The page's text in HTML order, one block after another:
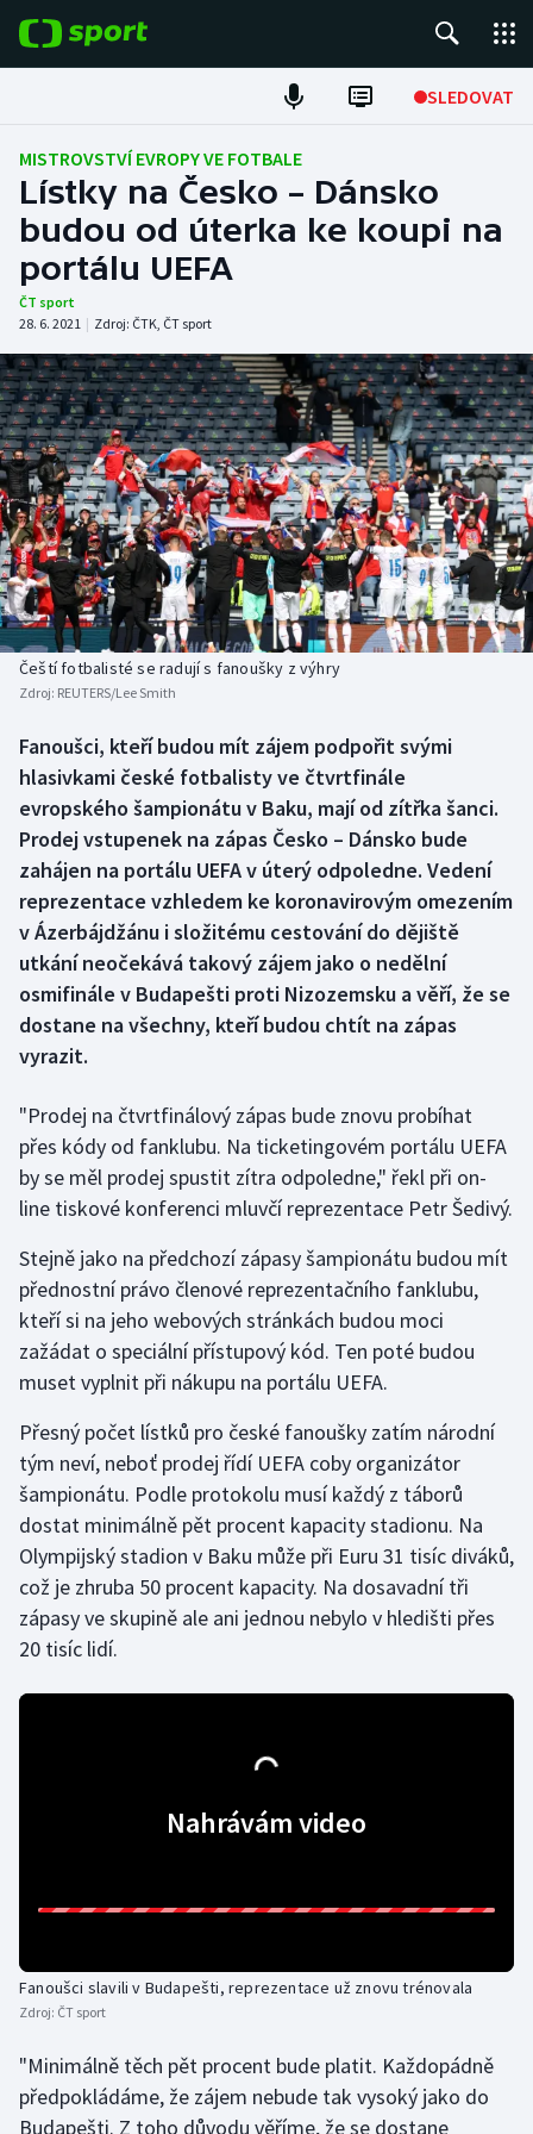
SLEDOVAT
Fotbal
Hokej
Tenis
Atletika
Cyklistika
DALŠÍ SPORTY
Americký fotbal
Baseball a softbal
Basketbal
Biatlon
Box
Curling
Dostihy
Florbal
Futsal
Golf
Gymnastika
Házená
Judo
Krasobruslení
Lyže a snowboard
Moderní pětiboj
Motorsport
Olympijské hry
Parasport
Plážový volejbal
Rychlostní kanoistika
Sportovní střelba
NEPŘEHLÉDNĚTE
Soutěže
Historické návraty
Aplikace ČT sport
MISTROVSTVÍ EVROPY VE FOTBALE
Lístky na Česko – Dánsko
budou od úterka ke koupi na
portálu UEFA
ČT sport
28. 6. 2021 | Zdroj: ČTK, ČT sport
Čeští fotbalisté se radují s fanoušky z výhry
Zdroj: REUTERS/Lee Smith
Fanoušci, kteří budou mít zájem podpořit svými
hlasivkami české fotbalisty ve čtvrtfinále
evropského šampionátu v Baku, mají od zítřka šanci.
Prodej vstupenek na zápas Česko – Dánsko bude
zahájen na portálu UEFA v úterý odpoledne. Vedení
reprezentace vzhledem ke koronavirovým omezením
v Ázerbájdžánu i složitému cestování do dějiště
utkání neočekává takový zájem jako o nedělní
osmifinále v Budapešti proti Nizozemsku a věří, že se
dostane na všechny, kteří budou chtít na zápas
vyrazit.
"Prodej na čtvrtfinálový zápas bude znovu probíhat
přes kódy od fanklubu. Na ticketingovém portálu UEFA
by se měl prodej spustit zítra odpoledne," řekl při on-
line tiskové konferenci mluvčí reprezentace Petr Šedivý.
Stejně jako na předchozí zápasy šampionátu budou mít
přednostní právo členové reprezentačního fanklubu,
kteří si na jeho webových stránkách budou moci
zažádat o speciální přístupový kód. Ten poté budou
muset vyplnit při nákupu na portálu UEFA.
Přesný počet lístků pro české fanoušky zatím národní
tým neví, neboť prodej řídí UEFA coby organizátor
šampionátu. Podle protokolu musí každý z táborů
dostat minimálně pět procent kapacity stadionu. Na
Olympijský stadion v Baku může při Euru 31 tisíc diváků,
což je zhruba 50 procent kapacity. Na dosavadní tři
zápasy ve skupině ale ani jednou nebylo v hledišti přes
20 tisíc lidí.
Nahrávám video
Fanoušci slavili v Budapešti, reprezentace už znovu trénovala
Zdroj: ČT sport
"Minimálně těch pět procent bude platit. Každopádně
předpokládáme, že zájem nebude tak vysoký jako do
Budapešti. Z toho důvodu věříme, že se dostane